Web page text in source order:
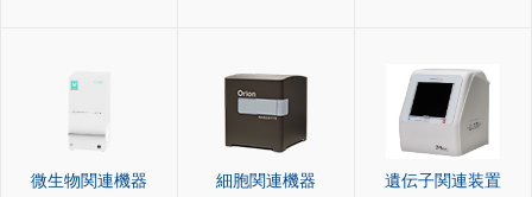
微生物関連機器 細胞関連機器 遺伝子関連装置